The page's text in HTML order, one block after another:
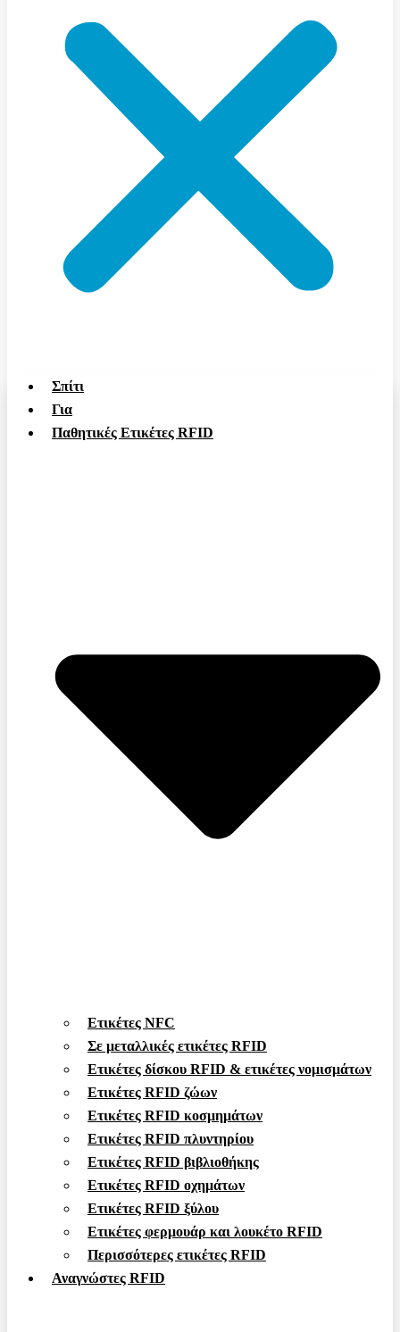
Σπίτι
Για
Παθητικές Ετικέτες RFID
Ετικέτες NFC
Σε μεταλλικές ετικέτες RFID
Ετικέτες δίσκου RFID & ετικέτες νομισμάτων
Ετικέτες RFID ζώων
Ετικέτες RFID κοσμημάτων
Ετικέτες RFID πλυντηρίου
Ετικέτες RFID βιβλιοθήκης
Ετικέτες RFID οχημάτων
Ετικέτες RFID ξύλου
Ετικέτες φερμουάρ και λουκέτο RFID
Περισσότερες ετικέτες RFID
Αναγνώστες RFID